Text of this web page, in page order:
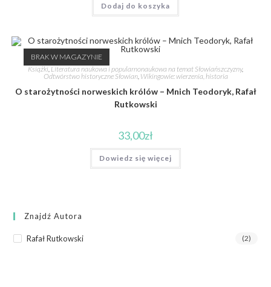
Dodaj do koszyka
BRAK W MAGAZYNIE
Książki Literatura naukowa i popularnonaukowa na temat Słowiańszczyzny,
Odtwórstwo historyczne Słowian, Wikingowie: wierzenia, historia
O starożytności norweskich królów – Mnich Teodoryk, Rafał
Rutkowski
33,00zł
Dowiedz się więcej
Znajdź Autora
Rafał Rutkowski (2)